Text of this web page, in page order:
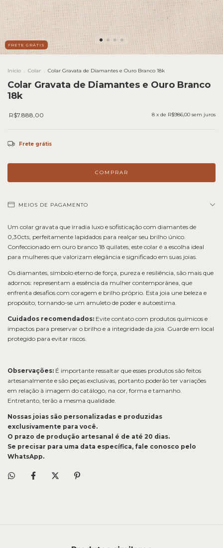
FRETE GRÁTIS
Início . Colar . Colar Gravata de Diamantes e Ouro Branco 18k
Colar Gravata de Diamantes e Ouro Branco
18k
R$7.888,00 8 x de R$986,00 sem juros
Frete grátis
MEIOS DE PAGAMENTO
Um colar gravata que irradia luxo e sofisticação com diamantes de
0,30cts, perfeitamente lapidados para realçar seu brilho único.
Confeccionado em ouro branco 18 quilates, este colar é a escolha ideal
para mulheres que valorizam elegância e significado em suas joias.
Os diamantes, símbolo eterno de força, pureza e resiliência, são mais que
adornos: representam a essência da mulher contemporânea, que
enfrenta desafios com coragem e brilho próprio. Esta joia une beleza e
propósito, tornando-se um amuleto de poder e autoestima.
Cuidados recomendados: Evite contato com produtos químicos e
impactos para preservar o brilho e a integridade da joia. Guarde em local
protegido para evitar riscos.
Observações: É importante ressaltar que esses produtos são feitos
artesanalmente e são peças exclusivas, portanto poderão ter variações
em relação à imagem do catálogo, na cor, forma e tamanho.
Entretanto, terão a mesma qualidade.
Nossas joias são personalizadas e produzidas
exclusivamente para você.
O prazo de produção artesanal é de até 20 dias.
Se precisar para uma data específica, fale conosco pelo
WhatsApp.